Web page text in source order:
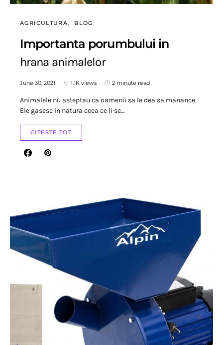
AGRICULTURA BLOG
Importanta porumbului in
hrana animalelor
June 30, 2021 1.1K views 2 minute read
Animalele nu asteptau ca oamenii sa le dea sa manance.
Ele gasesc in natura ceea ce li se…
CITESTE TOT